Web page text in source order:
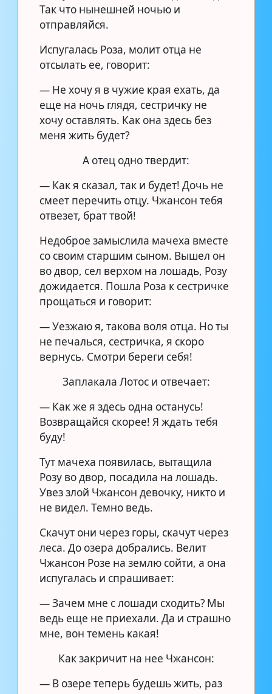
Так что нынешней ночью и
отправляйся.
Испугалась Роза, молит отца не
отсылать ее, говорит:
— Не хочу я в чужие края ехать, да
еще на ночь глядя, сестричку не
хочу оставлять. Как она здесь без
меня жить будет?
А отец одно твердит:
— Как я сказал, так и будет! Дочь не
смеет перечить отцу. Чжансон тебя
отвезет, брат твой!
Недоброе замыслила мачеха вместе
со своим старшим сыном. Вышел он
во двор, сел верхом на лошадь, Розу
дожидается. Пошла Роза к сестричке
прощаться и говорит:
— Уезжаю я, такова воля отца. Но ты
не печалься, сестричка, я скоро
вернусь. Смотри береги себя!
Заплакала Лотос и отвечает:
— Как же я здесь одна останусь!
Возвращайся скорее! Я ждать тебя
буду!
Тут мачеха появилась, вытащила
Розу во двор, посадила на лошадь.
Увез злой Чжансон девочку, никто и
не видел. Темно ведь.
Скачут они через горы, скачут через
леса. До озера добрались. Велит
Чжансон Розе на землю сойти, а она
испугалась и спрашивает:
— Зачем мне с лошади сходить? Мы
ведь еще не приехали. Да и страшно
мне, вон темень какая!
Как закричит на нее Чжансон:
— В озере теперь будешь жить, раз